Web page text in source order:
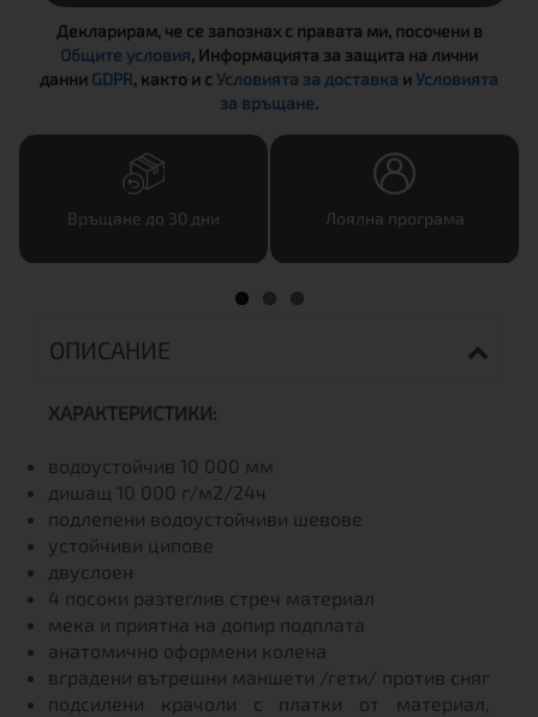
Декларирам, че се запознах с правата ми, посочени в
Общите условия, Информацията за защита на лични
данни GDPR, както и сУсловията за доставка иУсловията
за връщане.
Връщане до 30 дни Лоялна програма
ОПИСАНИЕ
ХАРАКТЕРИСТИКИ:
водоустойчив 10 000 мм
дишащ 10 000 г/м2/24ч
подлепени водоустойчиви шевове
устойчиви ципове
двуслоен
4 посоки разтеглив стреч материал
мека и приятна на допир подплата
анатомично оформени колена
вградени вътрешни маншети /гети/ против сняг
подсилени крачоли с платки от материал,